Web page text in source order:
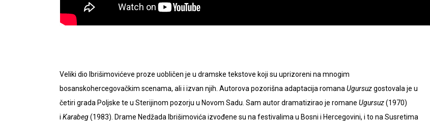
Veliki dio Ibrišimovićeve proze uobličen je u dramske tekstove koji su uprizoreni na mnogim
bosanskohercegovačkim scenama, ali i izvan njih. Autorova pozorišna adaptacija romana Ugursuzgostovala je u
četiri grada Poljske te u Sterijinom pozorju u Novom Sadu. Sam autor dramatizirao je romane Ugursuz(1970)
i Karabeg(1983). Drame Nedžada Ibrišimovića izvođene su na festivalima u Bosni i Hercegovini, i to na Susretima